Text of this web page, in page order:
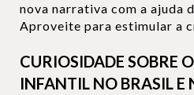
nova narrativa com a ajuda
Aproveite para estimular a
CURIOSIDADE SOBRE
INFANTIL NO BRASIL E